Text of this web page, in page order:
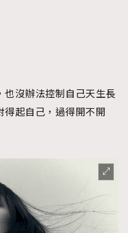
也沒辦法控制自己天生長
起自己，過得開不開